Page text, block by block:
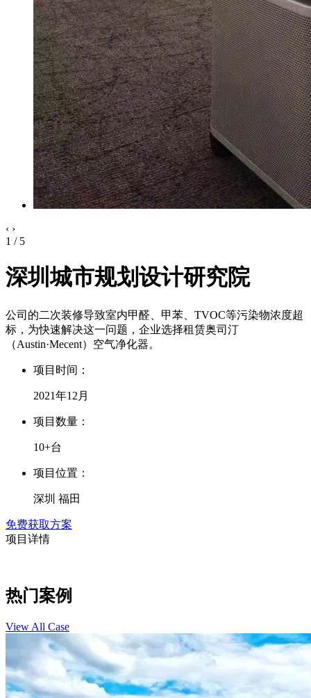
‹ ›
2 / 5
深圳城市规划设计研究院
公司的二次装修导致室内甲醛、甲苯、TVOC等污染物浓度超
标，为快速解决这一问题，企业选择租赁奥司汀
（Austin·Mecent）空气净化器。
项目时间：
2021年12月
项目数量：
10+台
项目位置：
深圳 福田
免费获取方案
项目详情
热门案例
View All Case